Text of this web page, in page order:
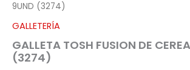
9UND (3274)
GALLETERÍA
GALLETA TOSH FUSION DE
(3274)